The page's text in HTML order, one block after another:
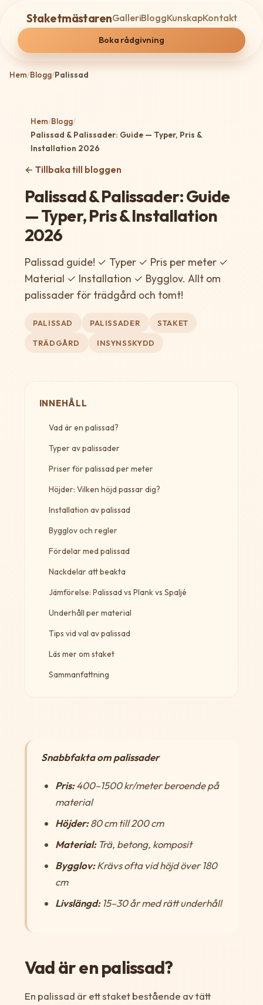
StaketmästarenGalleriBloggKunskapKontakt
Boka rådgivning
Hem/Blogg/Palissad
Hem/Blogg/
Palissad & Palissader: Guide — Typer, Pris &
Installation 2026
← Tillbaka till bloggen
Palissad & Palissader: Guide
— Typer, Pris & Installation
2026
Palissad guide! ✓ Typer ✓ Pris per meter ✓
Material ✓ Installation ✓ Bygglov. Allt om
palissader för trädgård och tomt!
PALISSAD PALISSADER STAKET
TRÄDGÅRD INSYNSSKYDD
INNEHÅLL
Vad är en palissad?
Typer av palissader
Priser för palissad per meter
Höjder: Vilken höjd passar dig?
Installation av palissad
Bygglov och regler
Fördelar med palissad
Nackdelar att beakta
Jämförelse: Palissad vs Plank vs Spaljé
Underhåll per material
Tips vid val av palissad
Läs mer om staket
Sammanfattning
Snabbfakta om palissader
Pris:400–1500 kr/meter beroende på
material
Höjder:80 cm till 200 cm
Material:Trä, betong, komposit
Bygglov:Krävs ofta vid höjd över 180
cm
Livslängd:15–30 år med rätt underhåll
Vad är en palissad?
En palissad är ett staket bestående av tätt